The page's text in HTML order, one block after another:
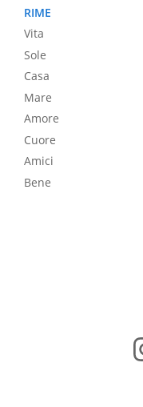
RIME
Vita
Sole
Casa
Mare
Amore
Cuore
Amici
Bene